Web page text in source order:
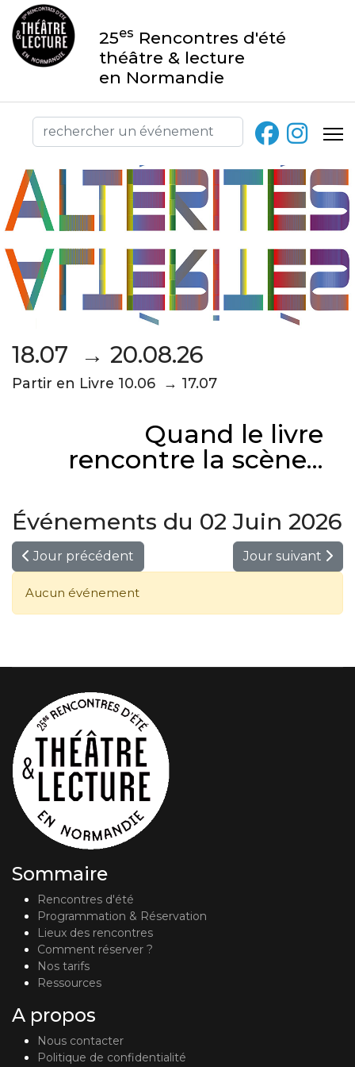
25es Rencontres d'été
théâtre & lecture
en Normandie
18.07 → 20.08.26
Partir en Livre 10.06 → 17.07
Quand le livre
rencontre la scène...
Événements du 02 Juin 2026
Jour précédent Jour suivant
Aucun événement
Sommaire
Rencontres d'été
Programmation & Réservation
Lieux des rencontres
Comment réserver ?
Nos tarifs
Ressources
A propos
Nous contacter
Politique de confidentialité